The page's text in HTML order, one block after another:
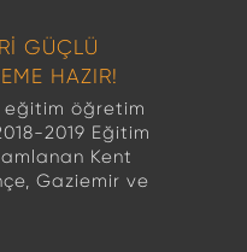
GÜÇLÜ
HAZIR!
eğitim öğretim
2019 Eğitim
Kent
Gaziemir ve